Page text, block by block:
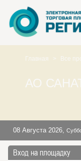
Главная > Все
АО
08 Августа 2026,
Вход на площадку